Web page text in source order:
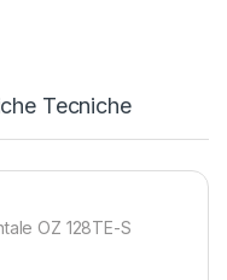
Tecniche
OZ 128TE-S